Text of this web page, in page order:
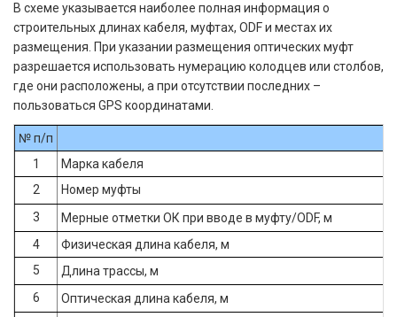
В схеме указывается наиболее полная информация о
строительных длинах кабеля, муфтах, ODF и местах их
размещения. При указании размещения оптических муфт
разрешается использовать нумерацию колодцев или столбов,
где они расположены, а при отсутствии последних –
пользоваться GPS координатами.
№ п/п
1
Марка кабеля
2
Номер муфты
3
Мерные отметки ОК при вводе в муфту/ODF, м
4
Физическая длина кабеля, м
5
Длина трассы, м
6
Оптическая длина кабеля, м